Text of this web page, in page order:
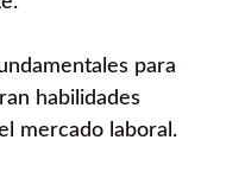
para
habilidades
mercado laboral.